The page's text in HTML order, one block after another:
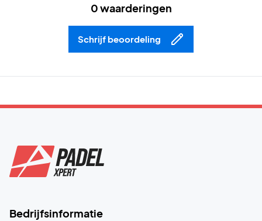
0 waarderingen
Schrijf beoordeling
Bedrijfsinformatie